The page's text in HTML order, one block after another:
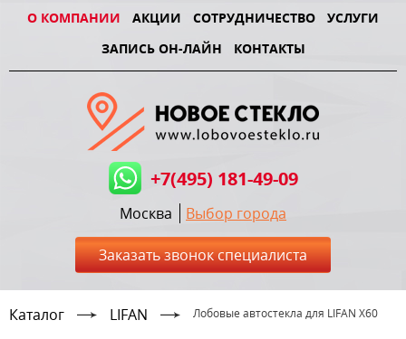
О КОМПАНИИ АКЦИИ СОТРУДНИЧЕСТВО
УСЛУГИ
ЗАПИСЬ ОН-ЛАЙН
КОНТАКТЫ
+7(495) 181-49-09
Москва Выбор города
Заказать звонок специалиста
Каталог LIFAN Лобовые автостекла для LIFAN X60